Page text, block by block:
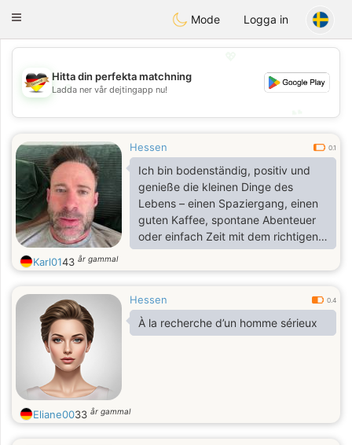
Deutsch Dating
Toggle
Mode Logga in
💖
💕
Hitta din perfekta matchning
Ladda ner vår dejtingapp nu!
Hessen 0.1
Ich bin bodenständig, positiv und
genieße die kleinen Dinge des
Lebens – einen Spaziergang, einen
guten Kaffee, spontane Abenteuer
oder einfach Zeit mit dem richtigen
Menschen zu verbringen. Ich
glaube, die stärksten Beziehungen
der Fähigkeit, gemeinsam zu lachen.
Ich suche jemanden, der authentisch
ist, Ehrlichkeit schätzt und sich eine
Karl0143 år gammal
Hessen 0.4
À la recherche d’un homme sérieux
Eliane0033 år gammal